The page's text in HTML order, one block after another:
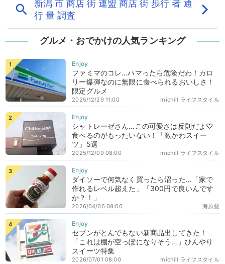
グルメ・おでかけの人気ランキング
ファミマのコレ…ハマったら危険だわ！カロ
リー爆弾なのに無限に食べられるおいしさ！
限定グルメ
michill ライフスタイル
2025/12/29 11:00
シャトレーゼさん…この可愛さは反則だよ♡
食べるのがもったいない！「激かわスイー
ツ」5選
michill ライフスタイル
2025/12/09 08:00
ダイソーで何気なく買ったら沼った…「家で
作れるレベル超えた」「300円で良いんです
か？！」
海原藍
2026/04/06 08:00
セブンがとんでもない新商品出してきた！
「これは棚が空っぽになりそう…」ひんやり
スイーツ特集
michill ライフスタイル
2026/07/01 08:00